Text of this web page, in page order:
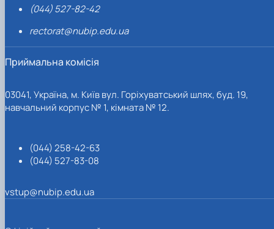
(044) 527-82-42
rectorat@nubip.edu.ua
Приймальна комісія
03041, Україна, м. Київ вул. Горіхуватський шлях, буд. 19,
навчальний корпус № 1, кімната № 12.
(044) 258-42-63
(044) 527-83-08
vstup@nubip.edu.ua